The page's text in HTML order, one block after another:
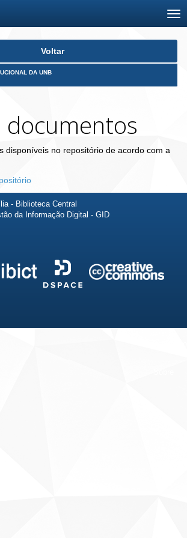
Voltar
DA UNB
documentos
disponíveis no repositório de acordo com a
- Biblioteca Central
da Informação Digital - GID